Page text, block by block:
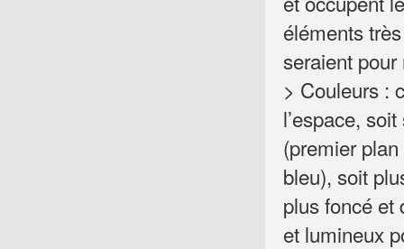
éléments
seraient
> Couleurs :
l’espace,
(premier
bleu), soit
plus foncé et
et lumineux